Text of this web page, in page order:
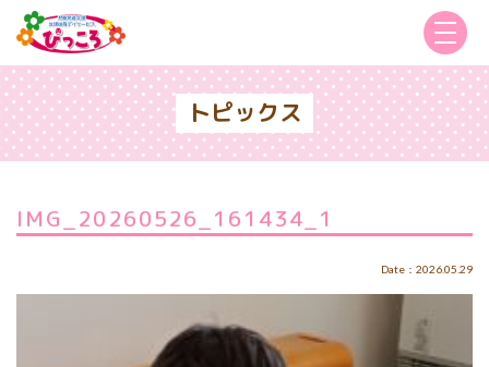
トピックス
IMG_20260526_161434_1
Date：2026.05.29